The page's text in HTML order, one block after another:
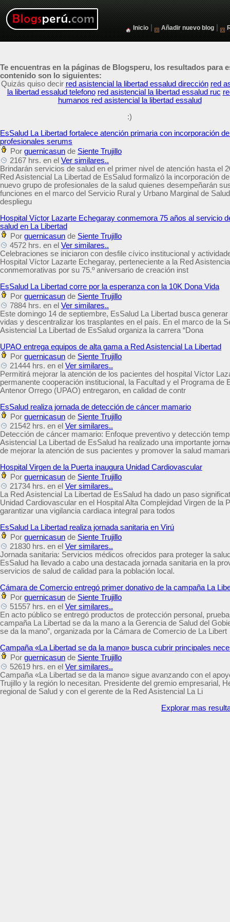
Inicio Añadir nuevo blog
Te encuentras en la páginas de Blogsperu, los resultados para
contenido son lo siguientes:
Quizás quiso decir red asistencial la libertad essalud dirección red
la libertad essalud telefono red asistencial la libertad essalud ruc
humanos red asistencial la libertad essalud
:)
EsSalud La Libertad fortalece atención primaria con incorporación
profesionales serums
Por guernicasun de Siente Trujillo
2167 hrs. en el Ver similares..
Brindarán servicios de salud en el primer nivel de atención hasta el
Red Asistencial La Libertad de EsSalud formalizó la incorporación
nuevo grupo de profesionales de la salud quienes desempeñarán
funciones en el marco del Servicio Rural y Urbano Marginal de
despliegu
Hospital Víctor Lazarte Echegaray conmemora 75 años al servicio
salud en La Libertad
Por guernicasun de Siente Trujillo
4572 hrs. en el Ver similares..
Celebraciones se iniciaron con desfile cívico institucional y
Hospital Víctor Lazarte Echegaray, perteneciente a la Red
conmemorativas por su 75.º aniversario de creación inst
EsSalud La Libertad corre por la esperanza con la 10K Dona Vida
Por guernicasun de Siente Trujillo
7884 hrs. en el Ver similares..
Este domingo 14 de septiembre, EsSalud La Libertad busca
vidas y descentralizar los trasplantes en el país. En el marco de la
Asistencial La Libertad de EsSalud organiza la carrera “Dona
UPAO entrega equipos de alta gama a Red Asistencial La Libertad
Por guernicasun de Siente Trujillo
21444 hrs. en el Ver similares..
Permitirá mejorar la atención de los pacientes del hospital Víctor
permanente cooperación institucional, la Facultad y el Programa
Antenor Orrego (UPAO) entregaron, en calidad de contr
EsSalud realiza jornada de detección de cáncer mamario
Por guernicasun de Siente Trujillo
21542 hrs. en el Ver similares..
Detección de cáncer mamario: Enfoque preventivo y detección
Asistencial La Libertad de EsSalud ha realizado una importante
de mejorar la atención de sus pacientes y promover la salud
Hospital Virgen de la Puerta inaugura Unidad Cardiovascular
Por guernicasun de Siente Trujillo
21734 hrs. en el Ver similares..
La Red Asistencial La Libertad de EsSalud ha dado un paso
Unidad Cardiovascular en el Hospital Alta Complejidad Virgen de la
garantizar una vigilancia cardiaca integral para todos
EsSalud La Libertad realiza jornada sanitaria en Virú
Por guernicasun de Siente Trujillo
21830 hrs. en el Ver similares..
Jornada sanitaria: Servicios médicos ofrecidos para proteger la
EsSalud ha llevado a cabo una destacada jornada sanitaria en la
servicios de salud de calidad para la población local.
Cámara de Comercio entregó primer donativo de la campaña La
Por guernicasun de Siente Trujillo
51557 hrs. en el Ver similares..
En acto público se entregó productos de protección personal,
campaña La Libertad se da la mano a la Gerencia de Salud del
se da la mano”, organizada por la Cámara de Comercio de La Libert
Campaña «La Libertad se da la mano» busca cubrir principales
Por guernicasun de Siente Trujillo
52619 hrs. en el Ver similares..
Campaña «La Libertad se da la mano» sigue avanzando con el
Trujillo y la región lo necesitan. Presidente del gremio empresarial,
regional de Salud y con el gerente de la Red Asistencial La Li
Explorar mas